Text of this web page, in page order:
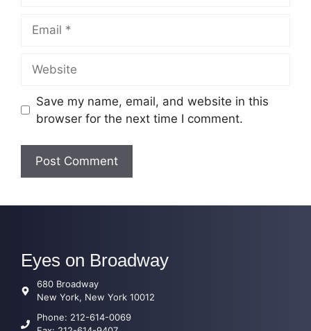
Save my name, email, and website in this
browser for the next time I comment.
Eyes on Broadway
680 Broadway
New York, New York 10012
Phone: 212-614-0069